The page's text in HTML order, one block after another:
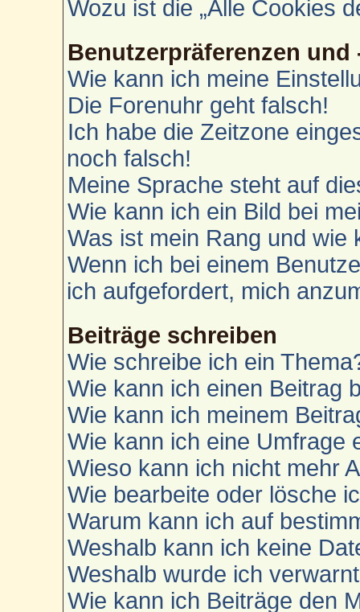
Wozu ist die „Alle Cookies
Benutzerpräferenzen
Wie kann ich meine
Die Forenuhr geht falsch!
Ich habe die Zeitzone
noch falsch!
Meine Sprache steht auf
Wie kann ich ein Bild bei
Was ist mein Rang und wie
Wenn ich bei einem
ich aufgefordert, mich
Beiträge schreiben
Wie schreibe ich ein
Wie kann ich einen Beitrag
Wie kann ich meinem
Wie kann ich eine Umfrage
Wieso kann ich nicht mehr
Wie bearbeite oder lösche
Warum kann ich auf
Weshalb kann ich keine
Weshalb wurde ich
Wie kann ich Beiträge den